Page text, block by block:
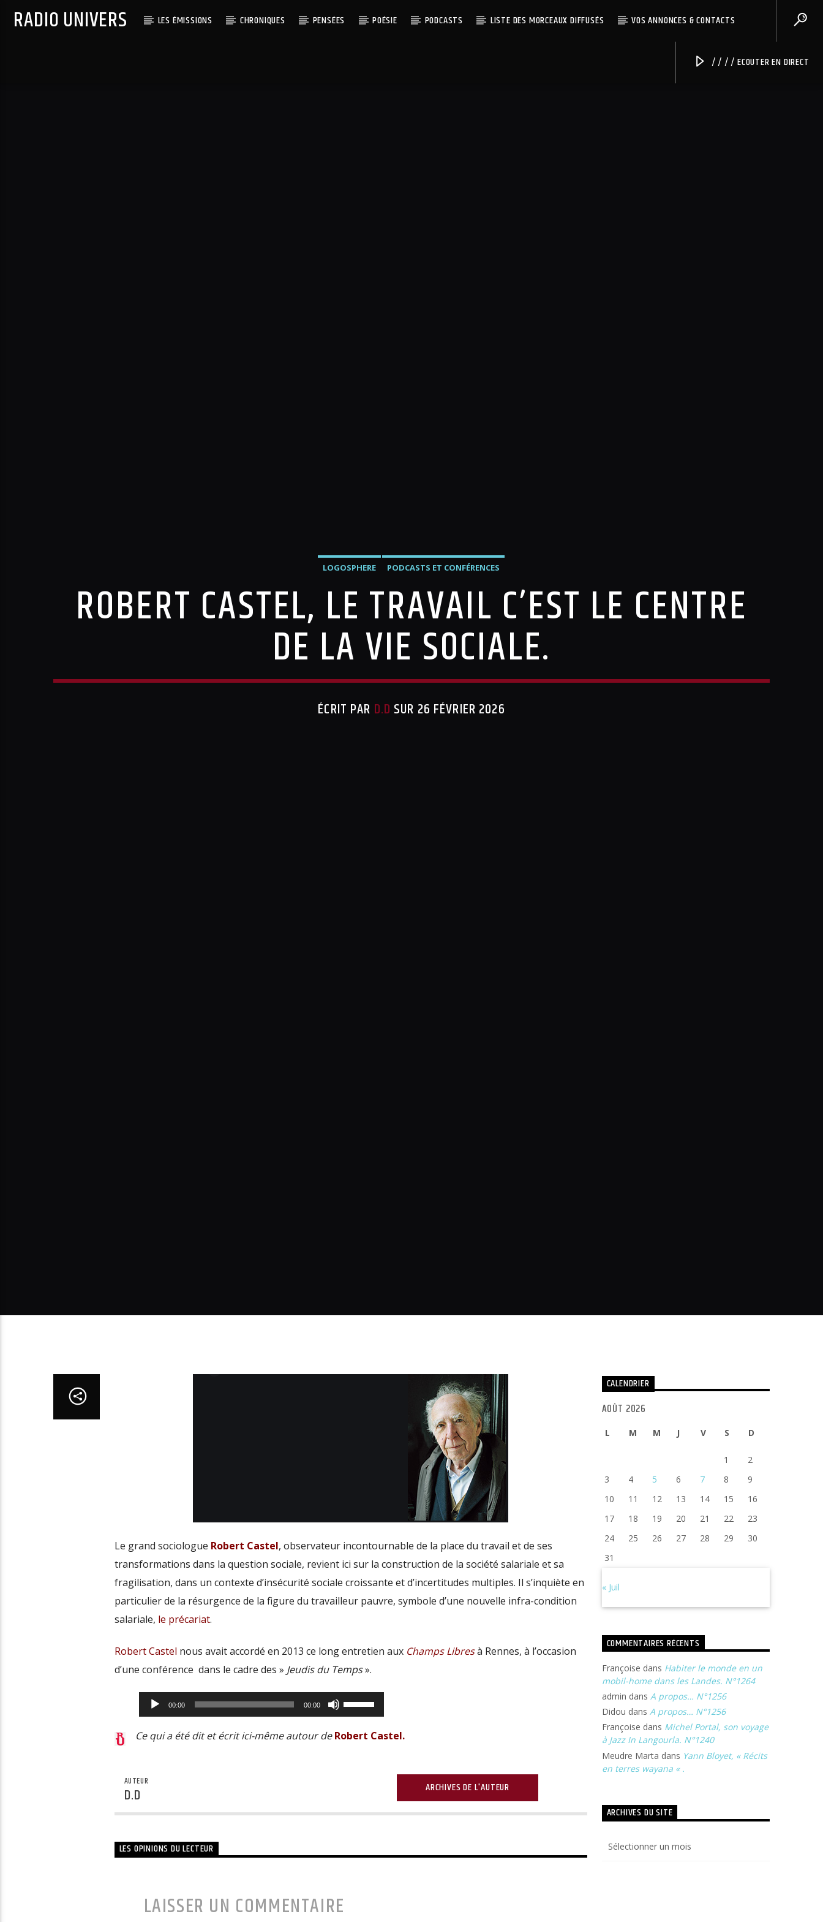
RADIO UNIVERS LES ÉMISSIONS CHRONIQUES PENSÉES POÉSIE PODCASTS LISTE DES MORCEAUX DIFFUSÉS VOS ANNONCES & CONTACTS
/ / / / ECOUTER EN DIRECT
LOGOSPHERE PODCASTS ET CONFÉRENCES
ROBERT CASTEL, LE TRAVAIL C’EST LE CENTRE
DE LA VIE SOCIALE.
ÉCRIT PAR D.D SUR 26 FÉVRIER 2026
Le grand sociologue Robert Castel, observateur incontournable de la place du travail et de ses
transformations dans la question sociale, revient ici sur la construction de la société salariale et sa
fragilisation, dans un contexte d’insécurité sociale croissante et d’incertitudes multiples. Il s’inquiète en
particulier de la résurgence de la figure du travailleur pauvre, symbole d’une nouvelle infra-condition
salariale, le précariat.
Robert Castel nous avait accordé en 2013 ce long entretien aux Champs Libresà Rennes, à l’occasion
d’une conférence dans le cadre des » Jeudis du Temps».
Lecteur
audio
00:00 00:00
Utilisez
les
flèches
ou
Ce qui a été dit et écrit ici-même autour de Robert Castel.
AUTEUR
D.D ARCHIVES DE L'AUTEUR
LES OPINIONS DU LECTEUR
LAISSER UN COMMENTAIRE
CALENDRIER
AOÛT 2026
L M M J V S D
1
2
3
4 5 6 7 8
9
10
11 12 13 14 15
16
17
18 19 20 21 22
23
24
25 26 27 28 29
30
31
« Juil
COMMENTAIRES RÉCENTS
Françoise dans Habiter le monde en un
mobil-home dans les Landes. N°1264
admin dans A propos… N°1256
Didou dans A propos… N°1256
Françoise dans Michel Portal, son voyage
à Jazz In Langourla. N°1240
Meudre Marta dans Yann Bloyet, « Récits
en terres wayana « .
ARCHIVES DU SITE
du